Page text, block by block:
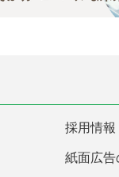
採用情報
紙面広告